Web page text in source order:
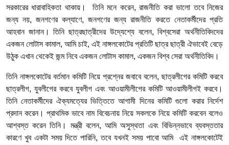
সরকারের ধারাবাহিকতা থাকায়। তিনি মনে করেন, রাজনীতি করা ভালো তবে নিজের
জন্য নয়, জনগণের কল্যাণে, জনগণের জন্য রাজনীতি করতে নেতাকর্মীদের প্রতি
আহবান জানান। তিনি ছাত্রছাত্রীদের উদ্যেশ্যে বলেন, বিশ্বসেরা অর্থনীতিবিদদের
একজন লোটাস কামাল, আমি চাই, এই নাঙ্গলকোটের প্রতিটি ছাত্র ছাত্রী ঐভাবেই বেড়ে
উঠুক এখান থেকেই জন্ম নিবে একজন লোটাস কামাল, একজন বিশ্ব সেরা অর্থনীতিবিদ।
তিনি নাঙ্গলকোটের বর্তমান কমিটি নিয়ে প্রশ্নের জবাবে বলেন, ছাত্রলীগের কমিটি করবে
ছাত্রলীগ, যুবলীগের করবে যুবলীগ এবং আওয়ামীলীগের কমিটি আওয়ামীলীগই করবে।
তিনি নেতাকর্মীদের ঐক্যমত্যের ভিত্তিতে আগামী দিনের কমিটি গুলো করার নির্দেশ
প্রদান করেন। প্রাথমিক ভাবে নাম বিবেচনায় নিয়ে সকলকে নিয়ে কমিটি করবেন বলেও
আশ্বস্ত করেন তিনি। মন্ত্রী বলেন, আমি অসুস্থতা এবং বিভিন্নভাবে ব্যবস্ততার
কারণে খুব একটা সময় দিতে পারিনি, তবে যখনই সময় পাবো আমি এই নাঙ্গলকোটেই